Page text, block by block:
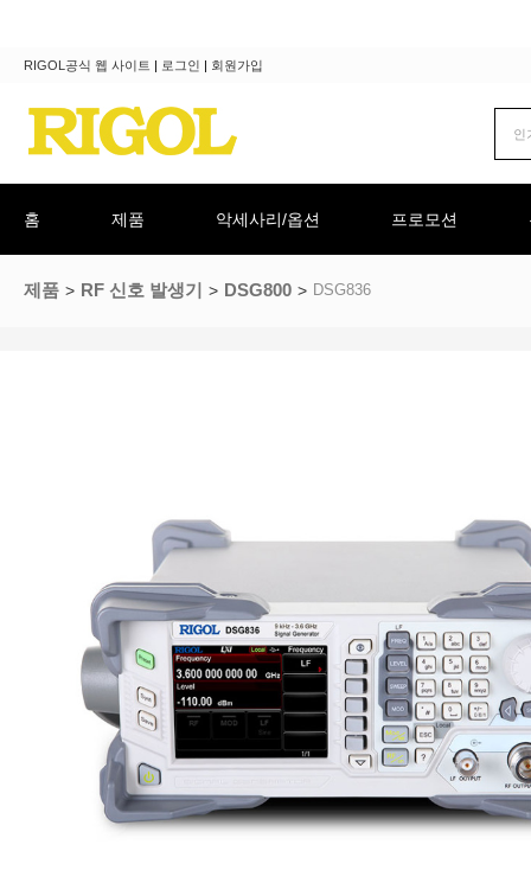
RIGOL공식 웹 사이트 | 로그인 | 회원가입
홈 제품 악세사리/옵션 프로모션
제품 RF 신호 발생기 DSG800 DSG836